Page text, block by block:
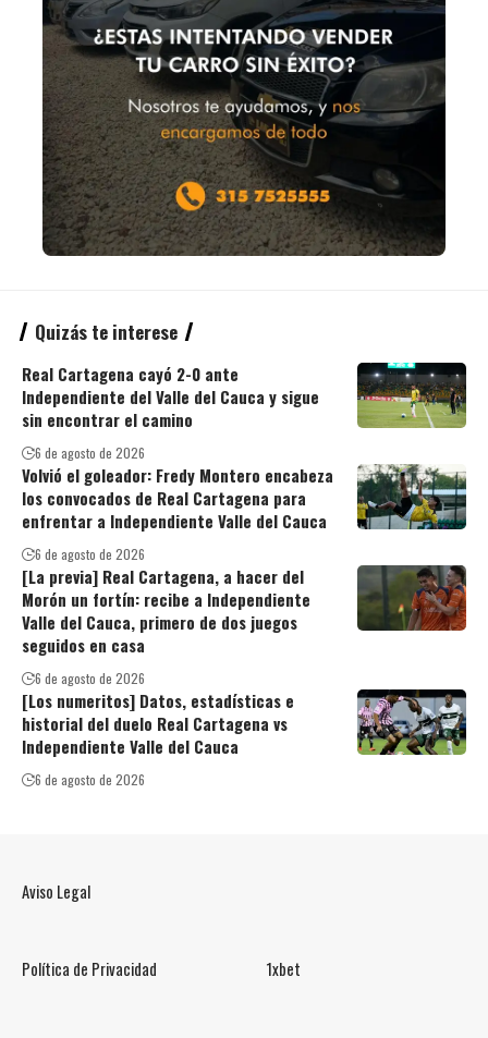
Quizás te interese
Real Cartagena cayó 2-0 ante
Independiente del Valle del Cauca y sigue
sin encontrar el camino
6 de agosto de 2026
Volvió el goleador: Fredy Montero encabeza
los convocados de Real Cartagena para
enfrentar a Independiente Valle del Cauca
6 de agosto de 2026
[La previa] Real Cartagena, a hacer del
Morón un fortín: recibe a Independiente
Valle del Cauca, primero de dos juegos
seguidos en casa
6 de agosto de 2026
[Los numeritos] Datos, estadísticas e
historial del duelo Real Cartagena vs
Independiente Valle del Cauca
6 de agosto de 2026
Aviso Legal
Política de Privacidad 1xbet